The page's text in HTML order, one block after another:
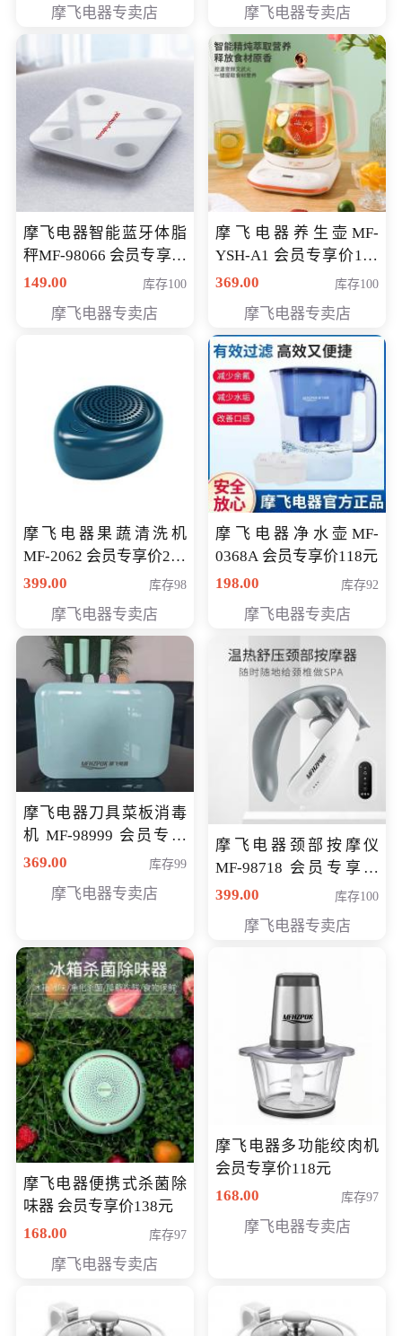
摩飞电器专卖店 摩飞电器专卖店
摩飞电器智能蓝牙体脂
秤MF-98066 会员专享价
98元
149.00 库存100
摩飞电器专卖店
摩飞电器养生壶MF-
YSH-A1 会员专享价198
元
369.00 库存100
摩飞电器专卖店
摩飞电器果蔬清洗机
MF-2062 会员专享价268
元
399.00 库存98
摩飞电器专卖店
摩飞电器净水壶MF-
0368A 会员专享价118元
198.00
库存92
摩飞电器专卖店
摩飞电器刀具菜板消毒
机 MF-98999 会员专享
价286元
369.00 库存99
摩飞电器专卖店
摩飞电器颈部按摩仪
MF-98718 会员专享价
299元
399.00 库存100
摩飞电器专卖店
摩飞电器便携式杀菌除
味器 会员专享价138元
168.00
库存97
摩飞电器专卖店
摩飞电器多功能绞肉机
会员专享价118元
168.00
库存97
摩飞电器专卖店